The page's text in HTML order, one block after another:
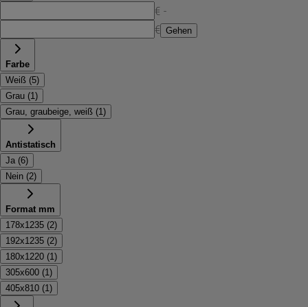
€ -
€ Gehen
Farbe
Weiß (5)
Grau (1)
Grau, graubeige, weiß (1)
Antistatisch
Ja (6)
Nein (2)
Format mm
178x1235 (2)
192x1235 (2)
180x1220 (1)
305x600 (1)
405x810 (1)